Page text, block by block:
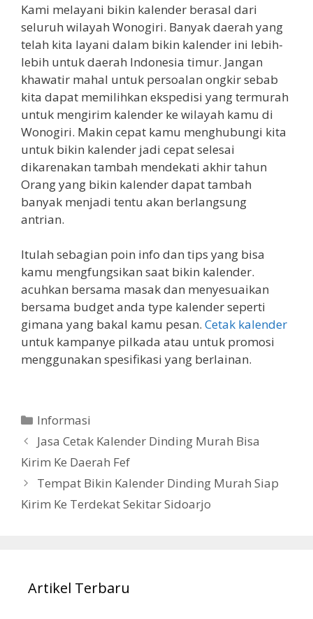
Kami melayani bikin kalender berasal dari
seluruh wilayah Wonogiri. Banyak daerah yang
telah kita layani dalam bikin kalender ini lebih-
lebih untuk daerah Indonesia timur. Jangan
khawatir mahal untuk persoalan ongkir sebab
kita dapat memilihkan ekspedisi yang termurah
untuk mengirim kalender ke wilayah kamu di
Wonogiri. Makin cepat kamu menghubungi kita
untuk bikin kalender jadi cepat selesai
dikarenakan tambah mendekati akhir tahun
Orang yang bikin kalender dapat tambah
banyak menjadi tentu akan berlangsung
antrian.
Itulah sebagian poin info dan tips yang bisa
kamu mengfungsikan saat bikin kalender.
acuhkan bersama masak dan menyesuaikan
bersama budget anda type kalender seperti
gimana yang bakal kamu pesan. Cetak kalender
untuk kampanye pilkada atau untuk promosi
menggunakan spesifikasi yang berlainan.
Categories
Informasi
Jasa Cetak Kalender Dinding Murah Bisa
Kirim Ke Daerah Fef
Tempat Bikin Kalender Dinding Murah Siap
Kirim Ke Terdekat Sekitar Sidoarjo
Artikel Terbaru